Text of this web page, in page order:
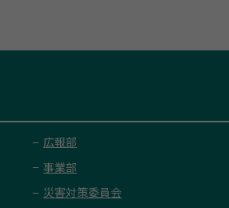
広報部
事業部
災害対策委員会